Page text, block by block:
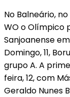
No Balneário,
WO o Olímpico
Sanjoanense
Domingo, 11,
grupo A. A
feira, 12, com
Geraldo Nunes